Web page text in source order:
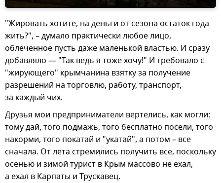
"Жировать хотите, на деньги от сезона остаток года
жить?", – думало практически любое лицо,
облеченное пусть даже маленькой властью. И сразу
добавляло — "Так ведь я тоже хочу!" И требовало с
"жирующего" крымчанина взятку за получение
разрешений на торговлю, работу, транспорт,
за каждый чих.
Друзья мои предприниматели вертелись, как могли:
тому дай, того подмажь, того бесплатно посели, того
накорми, того покатай и "укатай", а потом – все
сначала. От лета стремились получить все, поскольку
осенью и зимой турист в Крым массово не ехал,
а ехал в Карпаты и Трускавец.